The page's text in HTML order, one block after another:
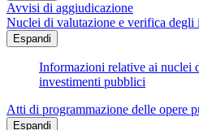
Avvisi di aggiudicazione
Nuclei di valutazione e verifica degli
Espandi
Informazioni relative ai nuclei
investimenti pubblici
Atti di programmazione delle opere
Espandi